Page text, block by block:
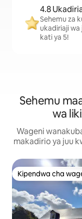
4.8
Sehemu za
ukadiriaji wa
kati ya 5!
Sehemu
wa
Wageni
makadirio ya juu
Kipendwa cha
Kipendwa cha